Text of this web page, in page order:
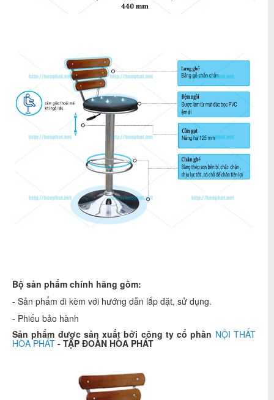
Bộ sản phẩm chính hãng gồm:
- Sản phẩm đi kèm với hướng dẫn lắp đặt, sử dụng.
- Phiếu bảo hành
Sản phẩm được sản xuất bởi công ty cổ phần NỘI THẤT
HÒA PHÁT - TẬP ĐOÀN HÒA PHÁT